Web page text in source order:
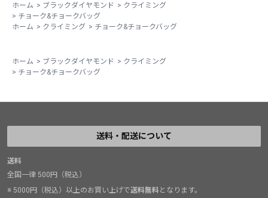
ホーム > ブラックダイヤモンド > クライミング
> チョーク&チョークバッグ
ホーム > クライミング > チョーク&チョークバッグ
ホーム > ブラックダイヤモンド > クライミング
> チョーク&チョークバッグ
送料・配送について
送料
全国一律 500円（税込）
※ 5000円（税込）以上のお買い上げで送料無料となります。